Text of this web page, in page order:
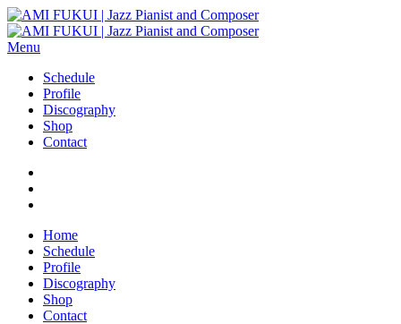
Menu
Schedule
Profile
Discography
Shop
Contact
Home
Schedule
Profile
Discography
Shop
Contact